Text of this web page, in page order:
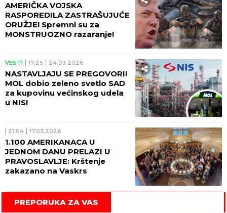
AMERIČKA VOJSKA
RASPOREDILA ZASTRAŠUJUĆE
ORUŽJE! Spremni su za
MONSTRUOZNO razaranje!
VESTI 17:25 24.03.2026
NASTAVLJAJU SE PREGOVORI!
MOL dobio zeleno svetlo SAD
za kupovinu većinskog udela
u NIS!
21:04 17.03.2026
1.100 AMERIKANACA U
JEDNOM DANU PRELAZI U
PRAVOSLAVLJE: Krštenje
zakazano na Vaskrs
PREPORUKA ZA VAS